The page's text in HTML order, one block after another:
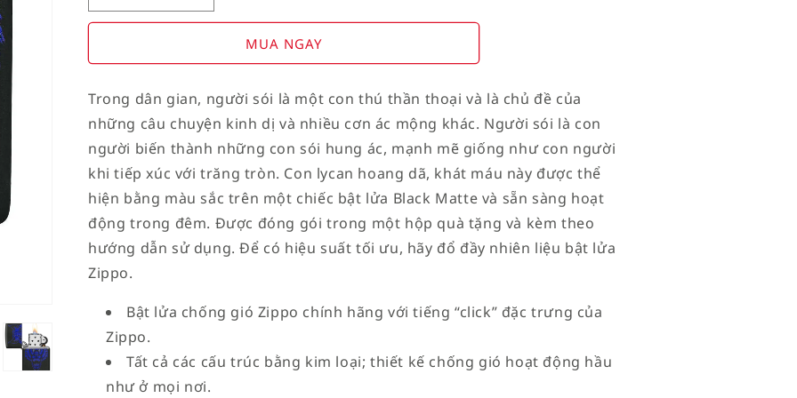
quantity
American
on
Flag
quantity
American
on
Flag
MUA NGAY
Trong dân gian, người sói là một con thú thần thoại và là chủ đề của
những câu chuyện kinh dị và nhiều cơn ác mộng khác. Người sói là con
người biến thành những con sói hung ác, mạnh mẽ giống như con người
khi tiếp xúc với trăng tròn. Con lycan hoang dã, khát máu này được thể
hiện bằng màu sắc trên một chiếc bật lửa Black Matte và sẵn sàng hoạt
động trong đêm. Được đóng gói trong một hộp quà tặng và kèm theo
hướng dẫn sử dụng. Để có hiệu suất tối ưu, hãy đổ đầy nhiên liệu bật lửa
Zippo.
Bật lửa chống gió Zippo chính hãng với tiếng “click” đặc trưng của
Zippo.
Tất cả các cấu trúc bằng kim loại; thiết kế chống gió hoạt động hầu
như ở mọi nơi.